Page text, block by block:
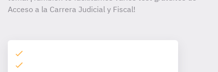
Acceso a la Carrera Judicial y Fiscal!